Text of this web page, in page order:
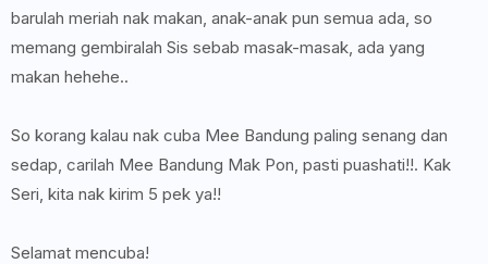
barulah meriah nak makan, anak-anak pun semua ada, so
memang gembiralah Sis sebab masak-masak, ada yang
makan hehehe..
So korang kalau nak cuba Mee Bandung paling senang dan
sedap, carilah Mee Bandung Mak Pon, pasti puashati!!. Kak
Seri, kita nak kirim 5 pek ya!!
Selamat mencuba!